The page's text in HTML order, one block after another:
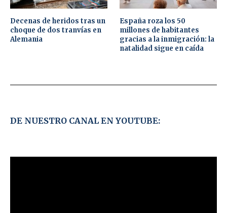
Decenas de heridos tras un
choque de dos tranvías en
Alemania
España roza los 50
millones de habitantes
gracias a la inmigración: la
natalidad sigue en caída
DE NUESTRO CANAL EN YOUTUBE: